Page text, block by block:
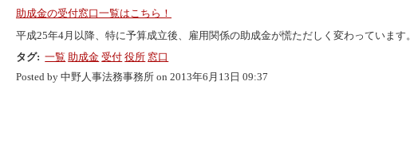
助成金の受付窓口一覧はこちら！
平成25年4月以降、特に予算成立後、雇用関係の助成金が慌ただしく変わっています。
タグ: 一覧 助成金 受付 役所 窓口
Posted by 中野人事法務事務所 on 2013年6月13日 09:37